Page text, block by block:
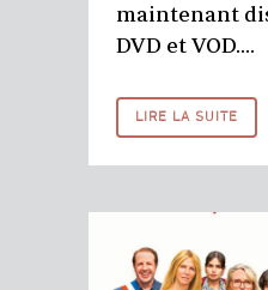
maintenant
DVD et VOD....
LIRE LA SUITE